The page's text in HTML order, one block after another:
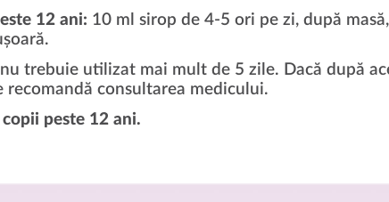
12 ani: 10 ml sirop de 4-5 ori pe zi, după
trebuie utilizat mai mult de 5 zile. Dacă după
recomandă consultarea medicului.
peste 12 ani.